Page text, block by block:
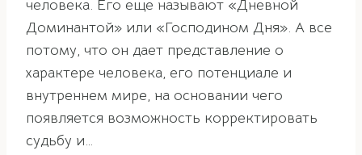
человека. Его еще называют «Дневной
Доминантой» или «Господином Дня». А все
потому, что он дает представление о
характере человека, его потенциале и
внутреннем мире, на основании чего
появляется возможность корректировать
судьбу и…